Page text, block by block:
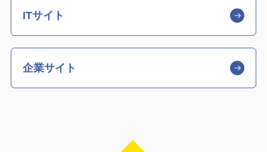
ITサイト
企業サイト